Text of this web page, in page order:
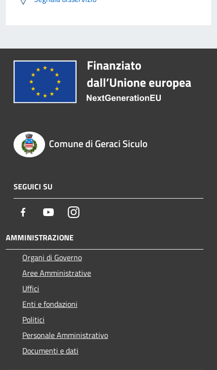
Comune di Geraci Siculo
SEGUICI SU
Facebook YoutubeInstagram
AMMINISTRAZIONE
Organi di Governo
Aree Amministrative
Uffici
Enti e fondazioni
Politici
Personale Amministrativo
Documenti e dati